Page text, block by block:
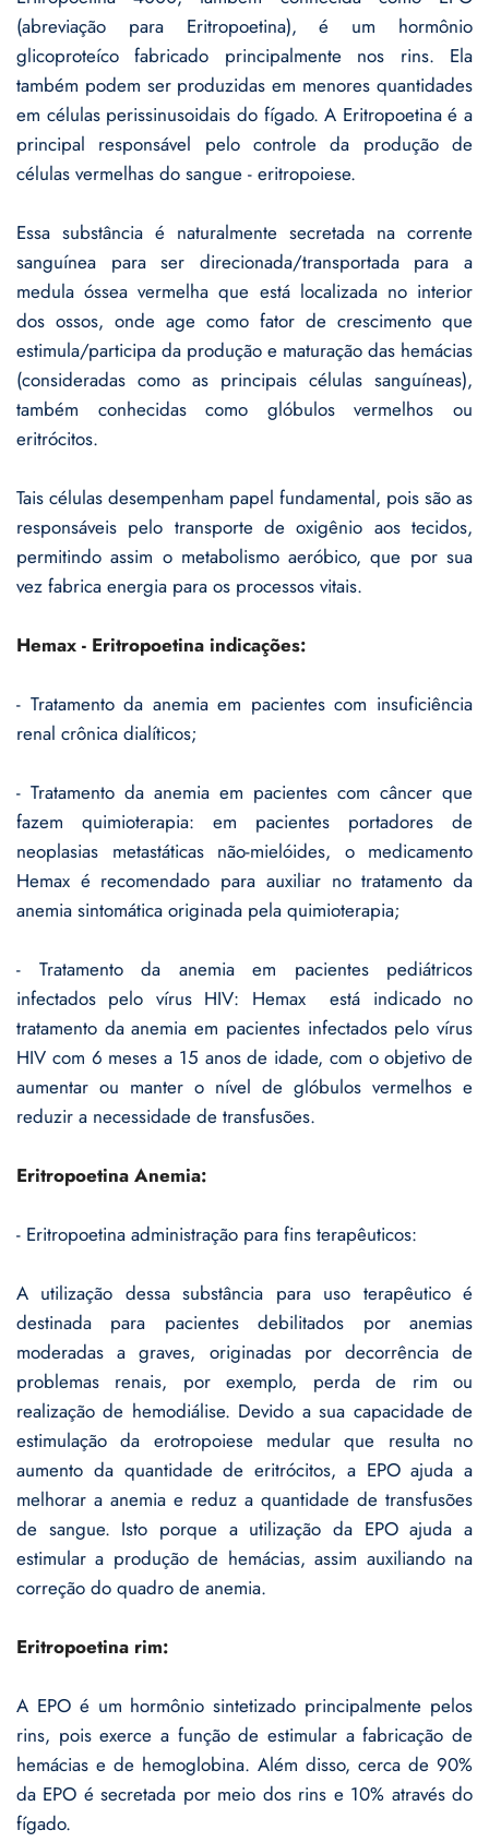
(abreviação para Eritropoetina), é um hormônio
glicoproteíco fabricado principalmente nos rins. Ela
também podem ser produzidas em menores quantidades
em células perissinusoidais do fígado. A Eritropoetina é a
principal responsável pelo controle da produção de
células vermelhas do sangue - eritropoiese.
Essa substância é naturalmente secretada na corrente
sanguínea para ser direcionada/transportada para a
medula óssea vermelha que está localizada no interior
dos ossos, onde age como fator de crescimento que
estimula/participa da produção e maturação das hemácias
(consideradas como as principais células sanguíneas),
também conhecidas como glóbulos vermelhos ou
eritrócitos.
Tais células desempenham papel fundamental, pois são as
responsáveis pelo transporte de oxigênio aos tecidos,
permitindo assim o metabolismo aeróbico, que por sua
vez fabrica energia para os processos vitais.
Hemax - Eritropoetina indicações:
- Tratamento da anemia em pacientes com insuficiência
renal crônica dialíticos;
- Tratamento da anemia em pacientes com câncer que
fazem quimioterapia: em pacientes portadores de
neoplasias metastáticas não-mielóides, o medicamento
Hemax é recomendado para auxiliar no tratamento da
anemia sintomática originada pela quimioterapia;
- Tratamento da anemia em pacientes pediátricos
infectados pelo vírus HIV: Hemax está indicado no
tratamento da anemia em pacientes infectados pelo vírus
HIV com 6 meses a 15 anos de idade, com o objetivo de
aumentar ou manter o nível de glóbulos vermelhos e
reduzir a necessidade de transfusões.
Eritropoetina Anemia:
- Eritropoetina administração para fins terapêuticos:
A utilização dessa substância para uso terapêutico é
destinada para pacientes debilitados por anemias
moderadas a graves, originadas por decorrência de
problemas renais, por exemplo, perda de rim ou
realização de hemodiálise. Devido a sua capacidade de
estimulação da erotropoiese medular que resulta no
aumento da quantidade de eritrócitos, a EPO ajuda a
melhorar a anemia e reduz a quantidade de transfusões
de sangue. Isto porque a utilização da EPO ajuda a
estimular a produção de hemácias, assim auxiliando na
correção do quadro de anemia.
Eritropoetina rim:
A EPO é um hormônio sintetizado principalmente pelos
rins, pois exerce a função de estimular a fabricação de
hemácias e de hemoglobina. Além disso, cerca de 90%
da EPO é secretada por meio dos rins e 10% através do
fígado.